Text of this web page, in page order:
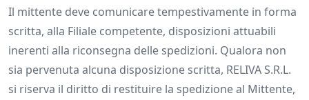
Il mittente deve comunicare tempestivamente in forma
scritta, alla Filiale competente, disposizioni attuabili
inerenti alla riconsegna delle spedizioni. Qualora non
sia pervenuta alcuna disposizione scritta, RELIVA S.R.L.
si riserva il diritto di restituire la spedizione al Mittente,